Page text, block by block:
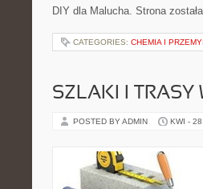
DIY dla Malucha. Strona
CATEGORIES: CHEMIA I
SZLAKI I TRASY
POSTED BY ADMIN KWI -